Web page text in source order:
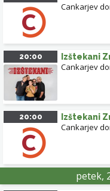
Cankarjev
20:00 Izštekani
Cankarjev
20:00 Izštekani
Cankarjev
petek,